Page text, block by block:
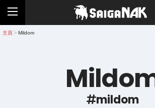
主頁 > Mildom
mildom